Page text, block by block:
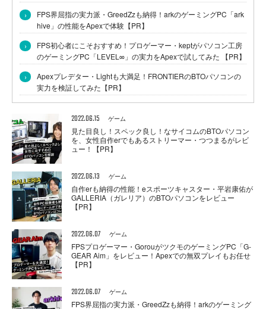
›
FPS界屈指の実力派・GreedZzも納得！arkのゲーミングPC「ark
hive」の性能をApexで体験【PR】
›
FPS初心者にこそおすすめ！プロゲーマー・keptがパソコン工房
のゲーミングPC「LEVEL∞」の実力をApexで試してみた 【PR】
›
Apexプレデター・Lightも大満足！FRONTIERのBTOパソコンの
実力を検証してみた【PR】
2022.06.15 ゲーム
見た目良し！スペック良し！なサイコムのBTOパソコン
を、女性自作erでもあるストリーマー・つつまるがレビ
ュー！【PR】
2022.06.13 ゲーム
自作erも納得の性能！eスポーツキャスター・平岩康佑が
GALLERIA（ガレリア）のBTOパソコンをレビュー
【PR】
2022.06.07 ゲーム
FPSプロゲーマー・GorouがツクモのゲーミングPC「G-
GEAR Aim」をレビュー！Apexでの無双プレイもお任せ
【PR】
2022.06.07 ゲーム
FPS界屈指の実力派・GreedZzも納得！arkのゲーミング